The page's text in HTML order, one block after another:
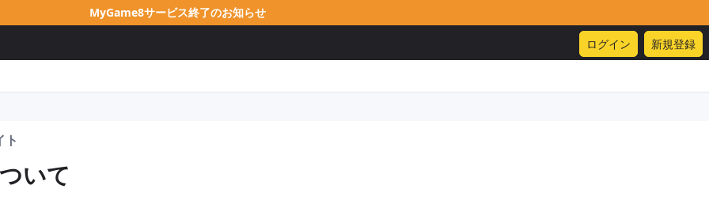
MyGame8サービス終了のお知らせ
ログイン 新規登録
ト
いて